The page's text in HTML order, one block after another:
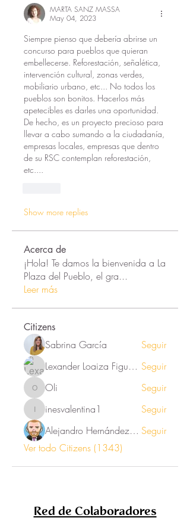
MARTA SANZ MASSA
May 04, 2023
Siempre pienso que debería abrirse un
concurso para pueblos que quieran
embellecerse. Reforestación, señalética,
intervención cultural, zonas verdes,
mobiliario urbano, etc... No todos los
pueblos son bonitos. Hacerlos más
apetecibles es darles una oportunidad.
De hecho, es un proyecto precioso para
llevar a cabo sumando a la ciudadanía,
empresas locales, empresas que dentro
de su RSC contemplan reforestación,
etc....
Show more replies
Acerca de
¡Hola! Te damos la bienvenida a La
Plaza del Pueblo, el gra...
Leer más
Citizens
Sabrina García
Seguir
Lexander Loaiza Figueroa Seguir
Oli Oli Seguir
inesvalentina1
inesvalentina1
Seguir
Alejandro Hernández Renner Seguir
Ver todo Citizens (1343)
Red de Colaboradores